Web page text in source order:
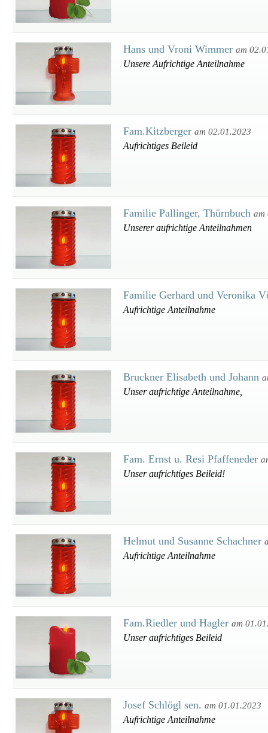
Hans und Vroni Wimmer am
Unsere Aufrichtige Anteilnahme
Fam.Kitzberger am 02.01.2023
Aufrichtiges Beileid
Familie Pallinger, Thürnbuch am
Unserer aufrichtige Anteilnahmen
Familie Gerhard und Veronika
Aufrichtige Anteilnahme
Bruckner Elisabeth und Johann
Unser aufrichtige Anteilnahme,
Fam. Ernst u. Resi Pfaffeneder
Unser aufrichtiges Beileid!
Helmut und Susanne Schachner
Aufrichtige Anteilnahme
Fam.Riedler und Hagler am
Unser aufrichtiges Beileid
Josef Schlögl sen. am 01.01.2023
Aufrichtige Anteilnahme